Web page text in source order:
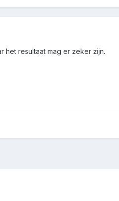
het resultaat mag er zeker zijn.